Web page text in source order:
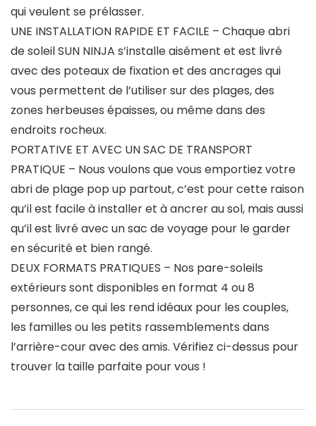
qui veulent se prélasser.
UNE INSTALLATION RAPIDE ET FACILE – Chaque abri
de soleil SUN NINJA s’installe aisément et est livré
avec des poteaux de fixation et des ancrages qui
vous permettent de l’utiliser sur des plages, des
zones herbeuses épaisses, ou même dans des
endroits rocheux.
PORTATIVE ET AVEC UN SAC DE TRANSPORT
PRATIQUE – Nous voulons que vous emportiez votre
abri de plage pop up partout, c’est pour cette raison
qu’il est facile à installer et à ancrer au sol, mais aussi
qu’il est livré avec un sac de voyage pour le garder
en sécurité et bien rangé.
DEUX FORMATS PRATIQUES – Nos pare-soleils
extérieurs sont disponibles en format 4 ou 8
personnes, ce qui les rend idéaux pour les couples,
les familles ou les petits rassemblements dans
l’arrière-cour avec des amis. Vérifiez ci-dessus pour
trouver la taille parfaite pour vous !